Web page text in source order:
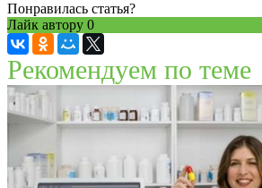
Понравилась статья?
Лайк автору 0
Рекомендуем по теме